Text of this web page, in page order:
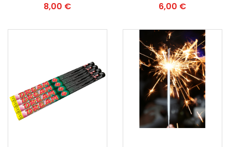
EXCLUSIVITÉ WEB
8,00 €
EXCLUSIVITÉ WEB
6,00 €